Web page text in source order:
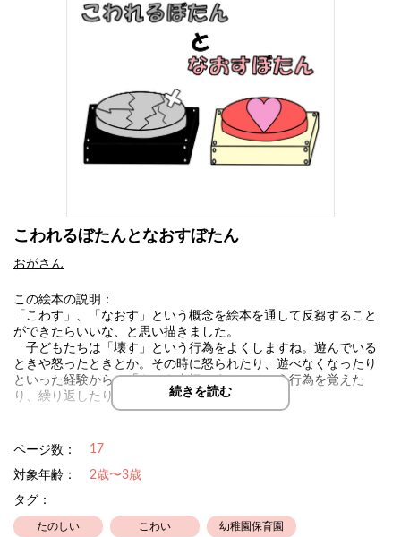
こわれるぼたんとなおすぼたん
おがさん
この絵本の説明：
「こわす」、「なおす」という概念を絵本を通して反芻すること
ができたらいいな、と思い描きました。
子どもたちは「壊す」という行為をよくしますね。遊んでいる
ときや怒ったときとか。その時に怒られたり、遊べなくなったり
といった経験から、「ものを大切にする」という行為を覚えた
り、繰り返したり…
おがさんの絵本はHPにて印刷フリーです
ラミネートしてぜひ、ご家庭、保育園、幼稚園、福祉施設でご利
用ください
作品名の下、作者名をクリックするとHP、SNSへとぶことができ
ます(´･ω･｀)
続きを読む
ページ数： 17
対象年齢：
2歳〜3歳
タグ：
たのしい こわい 幼稚園保育園